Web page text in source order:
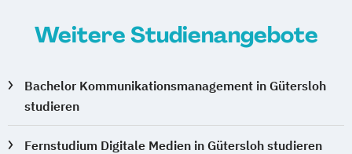
Weitere Studienangebote
Bachelor Kommunikationsmanagement in Gütersloh
studieren
Fernstudium Digitale Medien in Gütersloh studieren